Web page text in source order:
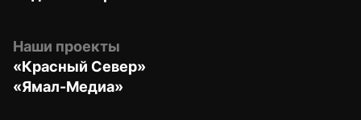
Наши проекты
«Красный Север»
«Ямал-Медиа»